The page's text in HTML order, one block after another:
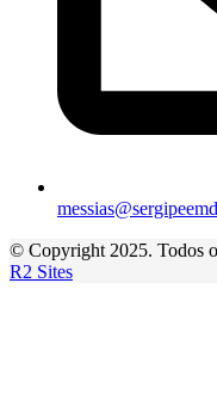
© Copyright 2025. Todos
R2 Sites